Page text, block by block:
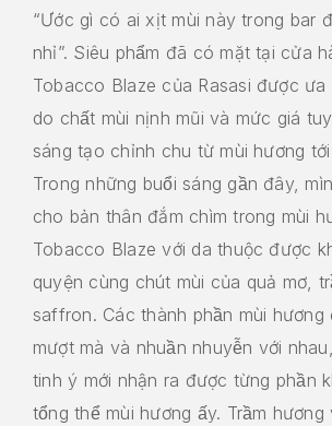
“Ước gì có ai xịt mùi này trong bar
nhỉ”. Siêu phẩm đã có mặt tại cửa
Tobacco Blaze của Rasasi được
do chất mùi nịnh mũi và mức giá
sáng tạo chỉnh chu từ mùi hương
Trong những buổi sáng gần đây,
cho bản thân đắm chìm trong mùi
Tobacco Blaze với da thuộc được
quyện cùng chút mùi của quả mơ,
saffron. Các thành phần mùi hương
mượt mà và nhuần nhuyễn với
tinh ý mới nhận ra được từng phần
tổng thể mùi hương ấy. Trầm hương